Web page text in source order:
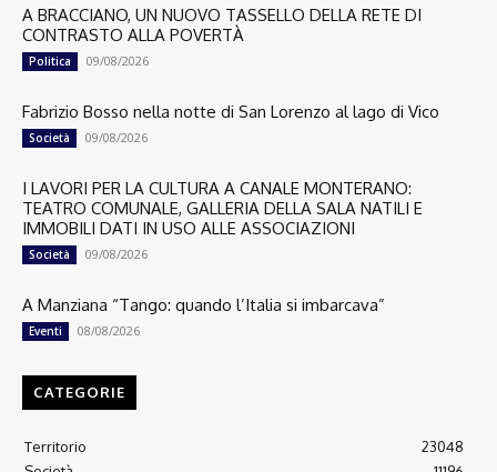
A BRACCIANO, UN NUOVO TASSELLO DELLA RETE DI
CONTRASTO ALLA POVERTÀ
Politica 09/08/2026
Fabrizio Bosso nella notte di San Lorenzo al lago di Vico
Società 09/08/2026
I LAVORI PER LA CULTURA A CANALE MONTERANO:
TEATRO COMUNALE, GALLERIA DELLA SALA NATILI E
IMMOBILI DATI IN USO ALLE ASSOCIAZIONI
Società 09/08/2026
A Manziana “Tango: quando l’Italia si imbarcava”
Eventi 08/08/2026
CATEGORIE
Territorio
23048